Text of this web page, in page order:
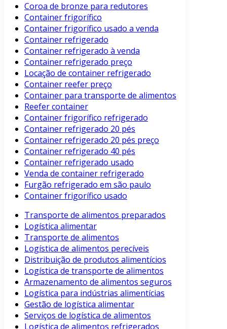
Coroa de bronze para redutores
Container frigorífico
Container frigorífico usado a venda
Container refrigerado
Container refrigerado à venda
Container refrigerado preço
Locação de container refrigerado
Container reefer preço
Container para transporte de alimentos
Reefer container
Container frigorífico refrigerado
Container refrigerado 20 pés
Container refrigerado 20 pés preço
Container refrigerado 40 pés
Container refrigerado usado
Venda de container refrigerado
Furgão refrigerado em são paulo
Container frigorífico usado
Transporte de alimentos preparados
Logística alimentar
Transporte de alimentos
Logística de alimentos perecíveis
Distribuição de produtos alimentícios
Logística de transporte de alimentos
Armazenamento de alimentos seguros
Logística para indústrias alimentícias
Gestão de logística alimentar
Serviços de logística de alimentos
Logística de alimentos refrigerados